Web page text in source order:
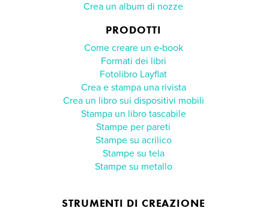
Crea un album di nozze
PRODOTTI
Come creare un e‑book
Formati dei libri
Fotolibro Layflat
Crea e stampa una rivista
Crea un libro sui dispositivi mobili
Stampa un libro tascabile
Stampe per pareti
Stampe su acrilico
Stampe su tela
Stampe su metallo
STRUMENTI DI CREAZIONE